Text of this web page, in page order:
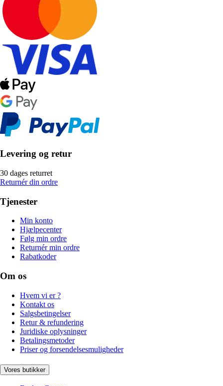
Levering og retur
30 dages returret
Returnér din ordre
Tjenester
Min konto
Hjælpecenter
Følg min ordre
Returnér min ordre
Rabatkoder
Om os
Hvem vi er ?
Kontakt os
Salgsbetingelser
Retur & refundering
Juridiske oplysninger
Betalingsmetoder
Priser og forsendelsesmuligheder
Vores butikker